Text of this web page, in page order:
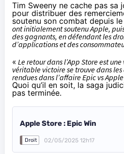
Tim Sweeny ne cache pas sa
pour distribuer des
soutenu son combat depuis
ont initialement soutenu Apple,
des gagnants, en défendant les
d’applications et des
« Le retour dans l’App Store est
véritable victoire se trouve dans
rendues dans l’affaire Epic vs Apple
Quoi qu’il en soit, la saga
pas terminée.
Apple Store : Epic Win
Droit 02/05/2025 12h17